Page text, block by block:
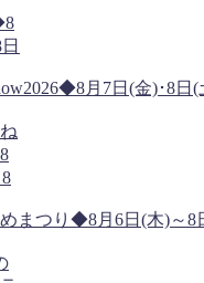
月7日(金)･8日(
まつり◆8月6日(木)～8